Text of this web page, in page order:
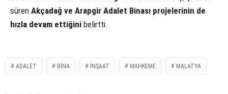
süren Akçadağ ve Arapgir Adalet Binası projelerinin de
hızla devam ettiğini belirtti.
ADALET BINA INŞAAT MAHKEME MALATYA